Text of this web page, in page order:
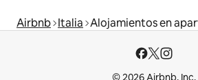
Airbnb Italia Alojamientos en
© 2026 Airbnb, Inc.